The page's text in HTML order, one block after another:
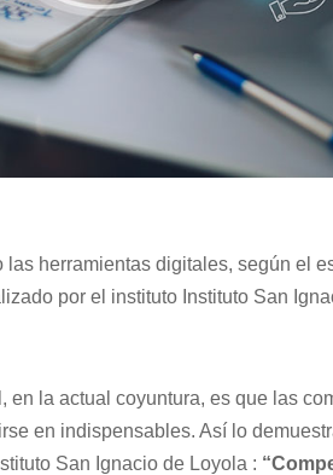
herramientas digitales, según el
por el instituto Instituto San
la actual coyuntura, es que las
en indispensables. Así lo
San Ignacio de Loyola :